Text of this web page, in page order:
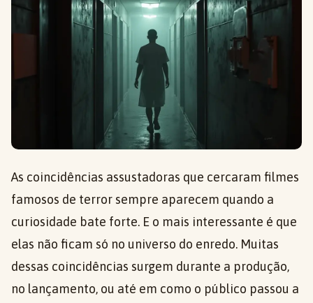
As coincidências assustadoras que cercaram filmes
famosos de terror sempre aparecem quando a
curiosidade bate forte. E o mais interessante é que
elas não ficam só no universo do enredo. Muitas
dessas coincidências surgem durante a produção,
no lançamento, ou até em como o público passou a